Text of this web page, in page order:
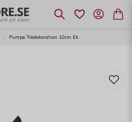
Pumpa Trädekoration 10cm Ek